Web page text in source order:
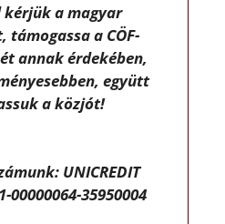
a magyar
támogassa a CÖF-
annak érdekében,
együtt
a közjót!
UNICREDIT
00000064-35950004